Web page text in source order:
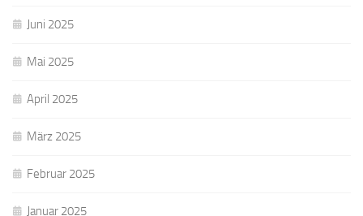
Juni 2025
Mai 2025
April 2025
März 2025
Februar 2025
Januar 2025